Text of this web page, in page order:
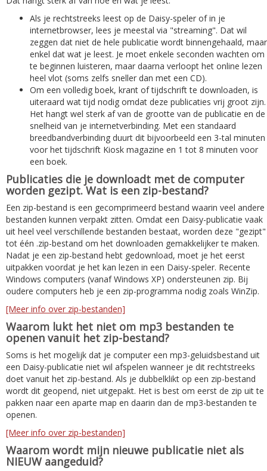
Als je rechtstreeks leest op de Daisy-speler of in je
internetbrowser, lees je meestal via "streaming". Dat wil
zeggen dat niet de hele publicatie wordt binnengehaald, maar
enkel dat wat je leest. Je moet enkele seconden wachten om
te beginnen luisteren, maar daarna verloopt het online lezen
heel vlot (soms zelfs sneller dan met een CD).
Om een volledig boek, krant of tijdschrift te downloaden, is
uiteraard wat tijd nodig omdat deze publicaties vrij groot zijn.
Het hangt wel sterk af van de grootte van de publicatie en de
snelheid van je internetverbinding. Met een standaard
breedbandverbinding duurt dit bijvoorbeeld een 3-tal minuten
voor het tijdschrift Kiosk magazine en 1 tot 8 minuten voor
een boek.
Publicaties die je downloadt met de computer
worden gezipt. Wat is een zip-bestand?
Een zip-bestand is een gecomprimeerd bestand waarin veel andere
bestanden kunnen verpakt zitten. Omdat een Daisy-publicatie vaak
uit heel veel verschillende bestanden bestaat, worden deze "gezipt"
tot één .zip-bestand om het downloaden gemakkelijker te maken.
Nadat je een zip-bestand hebt gedownload, moet je het eerst
uitpakken voordat je het kan lezen in een Daisy-speler. Recente
Windows computers (vanaf Windows XP) ondersteunen zip. Bij
oudere computers heb je een zip-programma nodig zoals WinZip.
[Meer info over zip-bestanden]
Waarom lukt het niet om mp3 bestanden te
openen vanuit het zip-bestand?
Soms is het mogelijk dat je computer een mp3-geluidsbestand uit
een Daisy-publicatie niet wil afspelen wanneer je dit rechtstreeks
doet vanuit het zip-bestand. Als je dubbelklikt op een zip-bestand
wordt dit geopend, niet uitgepakt. Het is best om eerst de zip uit te
pakken naar een aparte map en daarin dan de mp3-bestanden te
openen.
[Meer info over zip-bestanden]
Waarom wordt mijn nieuwe publicatie niet als
NIEUW aangeduid?